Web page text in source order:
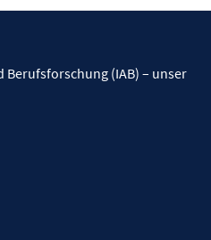
(IAB) – unser